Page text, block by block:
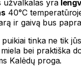
užvalkalas yra
40°C
ir gaivą bus
puikiai tinka ne tik
bei praktiška
Kalėdų proga.